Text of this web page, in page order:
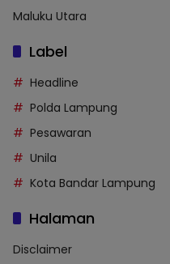
Maluku Utara
Label
Headline
Polda Lampung
Pesawaran
Unila
Kota Bandar Lampung
Halaman
Disclaimer